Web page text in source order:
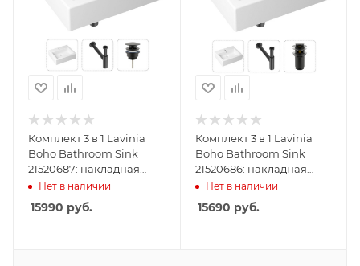
Комплект 3 в 1 Lavinia
Boho Bathroom Sink
21520687: накладная
раковина 50.5 см,
металлический сифон,
донный клапан
Нет в наличии
15990 руб.
Комплект 3 в 1 Lavinia
Boho Bathroom Sink
21520686: накладная
раковина 50.5 см,
металлический сифон,
донный клапан
Нет в наличии
15690 руб.